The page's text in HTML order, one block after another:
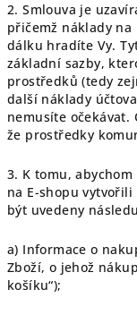
2. Smlouva je
přičemž náklady
dálku hradíte Vy.
základní sazby,
prostředků (tedy
další náklady
nemusíte očekávat.
že prostředky
3. K tomu,
na E-shopu
být uvedeny
a) Informace o
Zboží, o jehož
košíku“);